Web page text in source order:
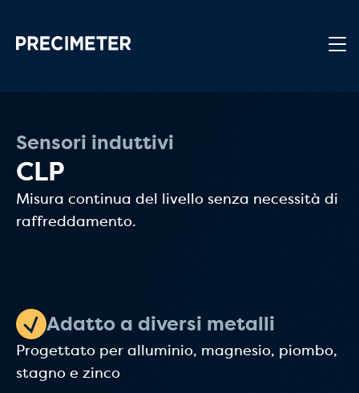
Sensori induttivi
CLP
Misura continua del livello senza necessità di
raffreddamento.
Adatto a diversi metalli
Progettato per alluminio, magnesio, piombo,
stagno e zinco